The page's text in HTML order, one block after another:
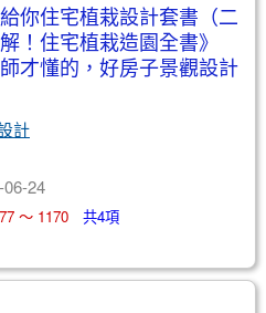
你住宅植栽設計套書（二
！住宅植栽造園全書》
才懂的，好房子景觀設計
計
06-24
～ 1170 共4項